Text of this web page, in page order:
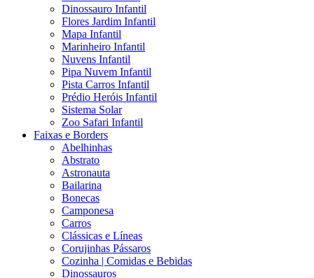
Dinossauro Infantil
Flores Jardim Infantil
Mapa Infantil
Marinheiro Infantil
Nuvens Infantil
Pipa Nuvem Infantil
Pista Carros Infantil
Prédio Heróis Infantil
Sistema Solar
Zoo Safari Infantil
Faixas e Borders
Abelhinhas
Abstrato
Astronauta
Bailarina
Bonecas
Camponesa
Carros
Clássicas e Líneas
Corujinhas Pássaros
Cozinha | Comidas e Bebidas
Dinossauros